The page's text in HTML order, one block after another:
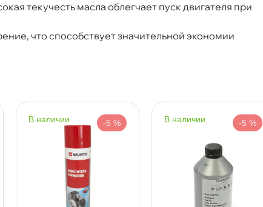
текучесть масла облегчает пуск двигателя при
что способствует значительной экономии
наличии -5 % наличии -5 %